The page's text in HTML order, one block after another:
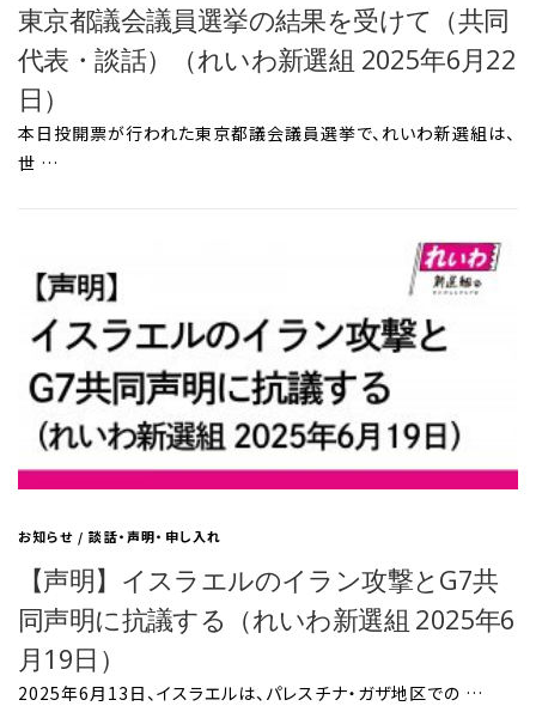
東京都議会議員選挙の結果を受けて（共同
代表・談話）（れいわ新選組 2025年6月22
日）
本日投開票が行われた東京都議会議員選挙で、れいわ新選組は、
世 …
お知らせ/談話・声明・申し入れ
【声明】イスラエルのイラン攻撃とG7共
同声明に抗議する（れいわ新選組 2025年6
月19日）
2025年6月13日、イスラエルは、パレスチナ・ガザ地区での …